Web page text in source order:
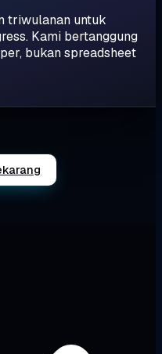
triwulanan untuk
Kami bertanggung
bukan spreadsheet